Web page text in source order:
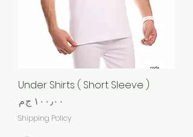
Under Shirts ( Short Sleeve )
السعر
Shipping Policy